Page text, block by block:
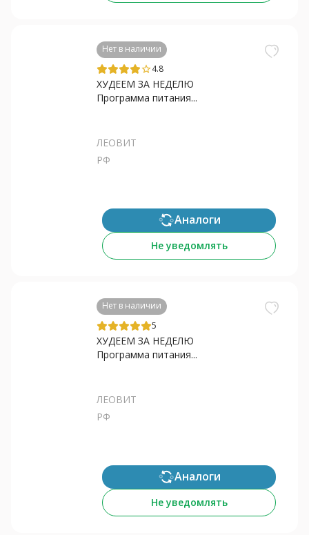
Нет в наличии
star_border4.8
ХУДЕЕМ ЗА НЕДЕЛЮ
Программа питания...
ЛЕОВИТ
РФ
Аналоги
Не уведомлять
Нет в наличии
5
ХУДЕЕМ ЗА НЕДЕЛЮ
Программа питания...
ЛЕОВИТ
РФ
Аналоги
Не уведомлять